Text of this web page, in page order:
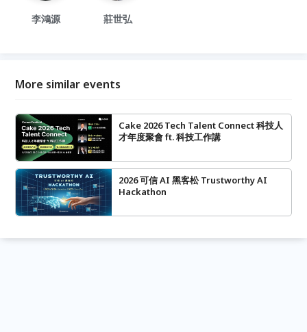
李鴻源 莊世弘
More similar events
Cake 2026 Tech Talent Connect 科技人
才年度聚會 ft. 科技工作講
2026 可信 AI 黑客松 Trustworthy AI
Hackathon